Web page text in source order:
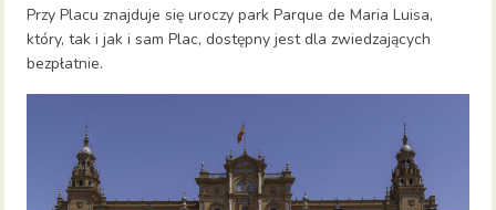
Przy Placu znajduje się uroczy park Parque de Maria Luisa,
który, tak i jak i sam Plac, dostępny jest dla zwiedzających
bezpłatnie.